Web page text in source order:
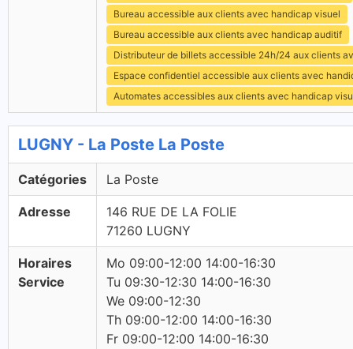
Bureau accessible aux clients avec handicap visuel
Bureau accessible aux clients avec handicap auditif
Distributeur de billets accessible 24h/24 aux clients
Espace confidentiel accessible aux clients avec
Automates accessibles aux clients avec handicap
LUGNY - La Poste La Poste
Catégories La Poste
Adresse
146 RUE DE LA FOLIE
71260 LUGNY
Horaires
Service
Mo 09:00-12:00 14:00-16:30
Tu 09:30-12:30 14:00-16:30
We 09:00-12:30
Th 09:00-12:00 14:00-16:30
Fr 09:00-12:00 14:00-16:30